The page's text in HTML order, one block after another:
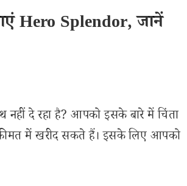
Hero Splendor, जानें
दे रहा है? आपको इसके बारे में चिंता
में खरीद सकते हैं। इसके लिए आपको